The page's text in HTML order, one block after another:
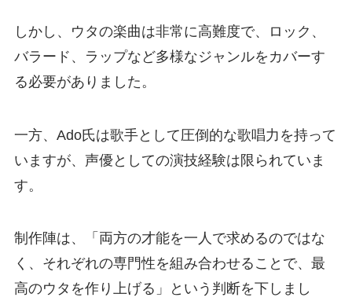
しかし、ウタの楽曲は非常に高難度で、ロック、
バラード、ラップなど多様なジャンルをカバーす
る必要がありました。
一方、Ado氏は歌手として圧倒的な歌唱力を持って
いますが、声優としての演技経験は限られていま
す。
制作陣は、「両方の才能を一人で求めるのではな
く、それぞれの専門性を組み合わせることで、最
高のウタを作り上げる」という判断を下しまし